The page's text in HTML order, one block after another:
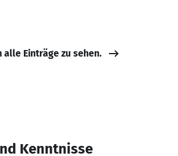
alle Einträge zu sehen.
Kenntnisse